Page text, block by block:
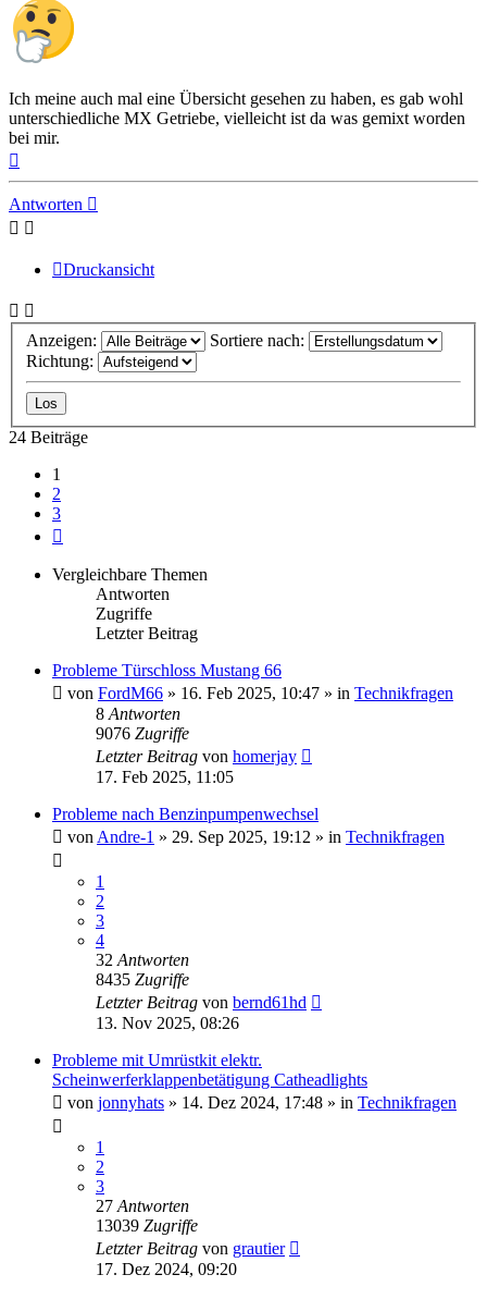
Ich meine auch mal eine Übersicht gesehen zu haben, es gab wohl
unterschiedliche MX Getriebe, vielleicht ist da was gemixt worden
bei mir.
Antworten
Druckansicht
Anzeigen:
Sortiere nach:
Richtung:
24 Beiträge
1
2
3
Vergleichbare Themen
Antworten
Zugriffe
Letzter Beitrag
Probleme Türschloss Mustang 66
von FordM66 » 16. Feb 2025, 10:47 » in Technikfragen
8 Antworten
9076 Zugriffe
Letzter Beitrag von homerjay
17. Feb 2025, 11:05
Probleme nach Benzinpumpenwechsel
von Andre-1 » 29. Sep 2025, 19:12 » in Technikfragen
1
2
3
4
32 Antworten
8435 Zugriffe
Letzter Beitrag von bernd61hd
13. Nov 2025, 08:26
Probleme mit Umrüstkit elektr.
Scheinwerferklappenbetätigung Catheadlights
von jonnyhats » 14. Dez 2024, 17:48 » in Technikfragen
1
2
3
27 Antworten
13039 Zugriffe
Letzter Beitrag von grautier
17. Dez 2024, 09:20